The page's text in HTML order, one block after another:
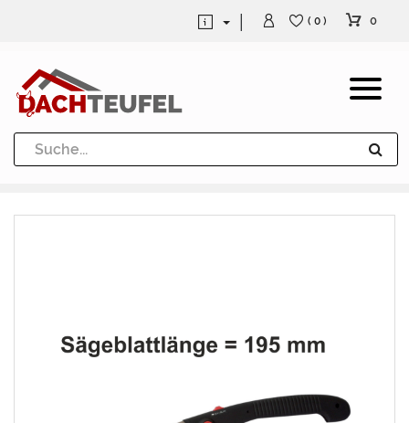
Dachrinne und Fallrohre
Werkzeuge und Löttechnik
( 0 ) 0